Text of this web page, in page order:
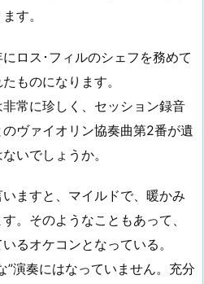
す。
ロス･フィルのシェフを務めて
ものになります。
常に珍しく、セッション録音
ヴァイオリン協奏曲第2番が遺
いでしょうか。
ますと、マイルドで、暖かみ
。そのようなこともあって、
るオケコンとなっている。
”演奏にはなっていません。充分